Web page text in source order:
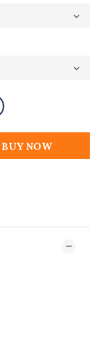
BUY NOW